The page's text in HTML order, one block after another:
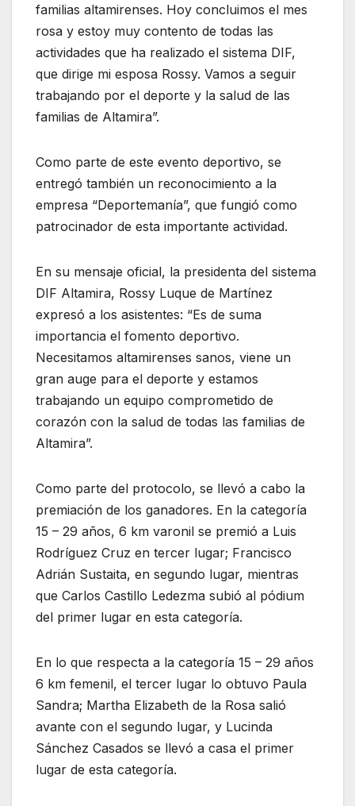
familias altamirenses. Hoy concluimos el mes
rosa y estoy muy contento de todas las
actividades que ha realizado el sistema DIF,
que dirige mi esposa Rossy. Vamos a seguir
trabajando por el deporte y la salud de las
familias de Altamira”.
Como parte de este evento deportivo, se
entregó también un reconocimiento a la
empresa “Deportemanía”, que fungió como
patrocinador de esta importante actividad.
En su mensaje oficial, la presidenta del sistema
DIF Altamira, Rossy Luque de Martínez
expresó a los asistentes: “Es de suma
importancia el fomento deportivo.
Necesitamos altamirenses sanos, viene un
gran auge para el deporte y estamos
trabajando un equipo comprometido de
corazón con la salud de todas las familias de
Altamira”.
Como parte del protocolo, se llevó a cabo la
premiación de los ganadores. En la categoría
15 – 29 años, 6 km varonil se premió a Luis
Rodríguez Cruz en tercer lugar; Francisco
Adrián Sustaita, en segundo lugar, mientras
que Carlos Castillo Ledezma subió al pódium
del primer lugar en esta categoría.
En lo que respecta a la categoría 15 – 29 años
6 km femenil, el tercer lugar lo obtuvo Paula
Sandra; Martha Elizabeth de la Rosa salió
avante con el segundo lugar, y Lucinda
Sánchez Casados se llevó a casa el primer
lugar de esta categoría.